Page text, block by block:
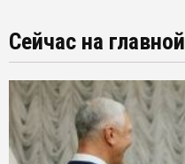
Сейчас на главной